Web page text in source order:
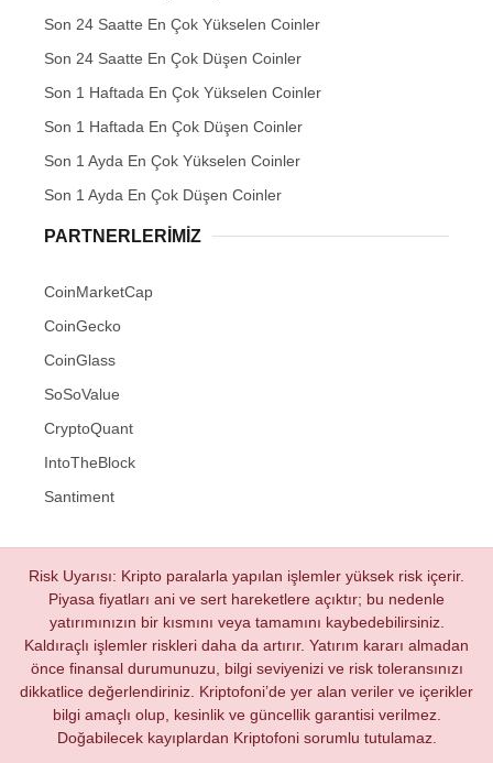
Son 24 Saatte En Çok Yükselen Coinler
Son 24 Saatte En Çok Düşen Coinler
Son 1 Haftada En Çok Yükselen Coinler
Son 1 Haftada En Çok Düşen Coinler
Son 1 Ayda En Çok Yükselen Coinler
Son 1 Ayda En Çok Düşen Coinler
PARTNERLERIMIZ
CoinMarketCap
CoinGecko
CoinGlass
SoSoValue
CryptoQuant
IntoTheBlock
Santiment
Risk Uyarısı: Kripto paralarla yapılan işlemler yüksek risk içerir.
Piyasa fiyatları ani ve sert hareketlere açıktır; bu nedenle
yatırımınızın bir kısmını veya tamamını kaybedebilirsiniz.
Kaldıraçlı işlemler riskleri daha da artırır. Yatırım kararı almadan
önce finansal durumunuzu, bilgi seviyenizi ve risk toleransınızı
dikkatlice değerlendiriniz. Kriptofoni’de yer alan veriler ve içerikler
bilgi amaçlı olup, kesinlik ve güncellik garantisi verilmez.
Doğabilecek kayıplardan Kriptofoni sorumlu tutulamaz.